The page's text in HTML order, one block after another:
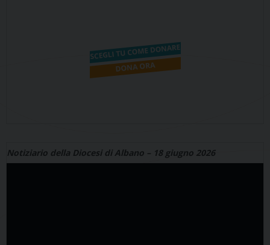
Notiziario della Diocesi di Albano – 18 giugno 2026